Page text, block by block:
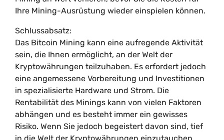
Ihre Mining-Ausrüstung wieder einspielen können.
Schlussabsatz:
Das Bitcoin Mining kann eine aufregende Aktivität
sein, die Ihnen ermöglicht, an der Welt der
Kryptowährungen teilzuhaben. Es erfordert jedoch
eine angemessene Vorbereitung und Investitionen
in spezialisierte Hardware und Strom. Die
Rentabilität des Minings kann von vielen Faktoren
abhängen und es besteht immer ein gewisses
Risiko. Wenn Sie jedoch begeistert davon sind, tief